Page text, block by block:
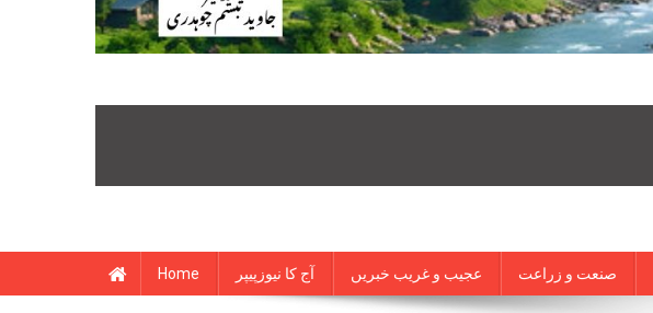
Home آج کا نیوزپیپر عجیب و غریب خبریں صنعت و زراعت